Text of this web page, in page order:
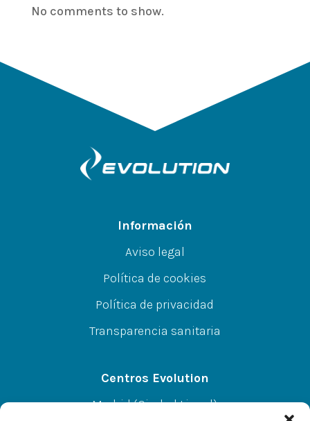
No comments to show.
Información
Aviso legal
Política de cookies
Política de privacidad
Transparencia sanitaria
Centros Evolution
Madrid (Ciudad Lineal)